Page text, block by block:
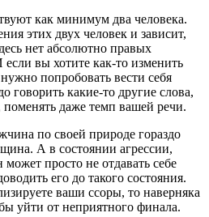
как минимум два человека.
этих двух человек и зависит,
нет абсолютно правых
вы хотите как-то изменить
попробовать вести себя
говорить какие-то другие слова,
даже темп вашей речи.
по своей природе гораздо
А в состоянии агрессии,
просто не отдавать себе
его до такого состояния.
ваши ссоры, то наверняка
уйти от неприятного финала.